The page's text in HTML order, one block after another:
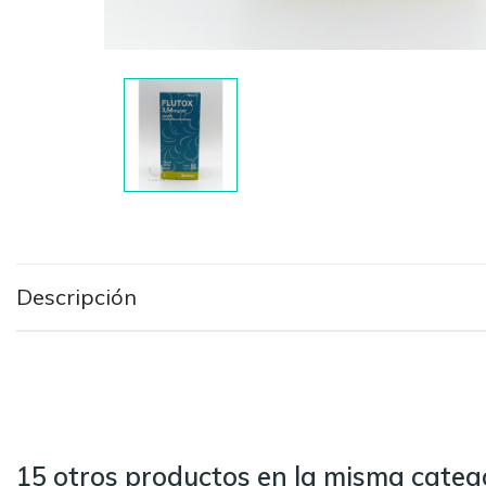
Descripción
15 otros productos en la misma